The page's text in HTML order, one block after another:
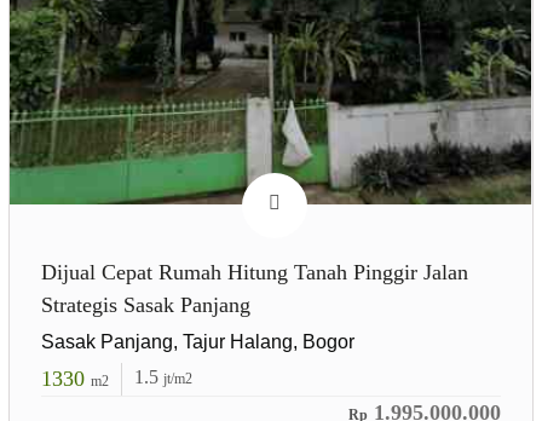
Dijual Cepat Rumah Hitung Tanah Pinggir Jalan
Strategis Sasak Panjang
Sasak Panjang, Tajur Halang, Bogor
1330 m2 1.5 jt/m2
Rp 1.995.000.000